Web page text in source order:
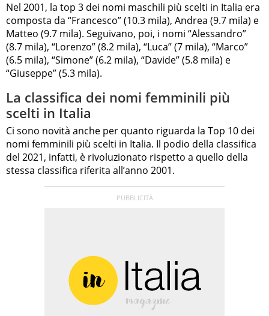
Nel 2001, la top 3 dei nomi maschili più scelti in Italia era
composta da “Francesco” (10.3 mila), Andrea (9.7 mila) e
Matteo (9.7 mila). Seguivano, poi, i nomi “Alessandro”
(8.7 mila), “Lorenzo” (8.2 mila), “Luca” (7 mila), “Marco”
(6.5 mila), “Simone” (6.2 mila), “Davide” (5.8 mila) e
“Giuseppe” (5.3 mila).
La classifica dei nomi femminili più
scelti in Italia
Ci sono novità anche per quanto riguarda la Top 10 dei
nomi femminili più scelti in Italia. Il podio della classifica
del 2021, infatti, è rivoluzionato rispetto a quello della
stessa classifica riferita all’anno 2001.